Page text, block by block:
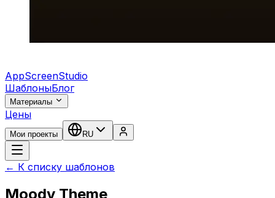
AppScreenStudio
ШаблоныБлог
Материалы
Цены
Мои проекты RU
← К списку шаблонов
Moody Theme